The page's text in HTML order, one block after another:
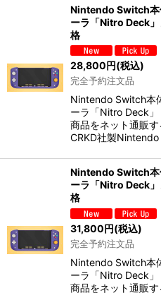
Nintendo Switch本
ーラ「Nitro Deck
格
28,800円(税込)
完全予約注文品
Nintendo Switch本
ーラ「Nitro Deck」
商品をネット通販す
CRKD社製
Nintendo Switch本
ーラ「Nitro Deck
格
31,800円(税込)
完全予約注文品
Nintendo Switch本
ーラ「Nitro Deck」
商品をネット通販す